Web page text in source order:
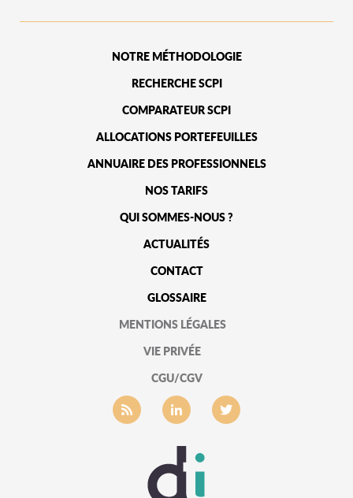
NOTRE MÉTHODOLOGIE
RECHERCHE SCPI
COMPARATEUR SCPI
ALLOCATIONS PORTEFEUILLES
ANNUAIRE DES PROFESSIONNELS
NOS TARIFS
QUI SOMMES-NOUS ?
ACTUALITÉS
CONTACT
GLOSSAIRE
MENTIONS LÉGALES
VIE PRIVÉE
CGU/CGV